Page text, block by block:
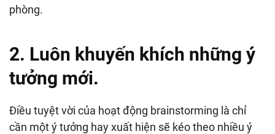
phòng.
2. Luôn khuyến khích những ý
tưởng mới.
Điều tuyệt vời của hoạt động brainstorming là chỉ
cần một ý tưởng hay xuất hiện sẽ kéo theo nhiều ý